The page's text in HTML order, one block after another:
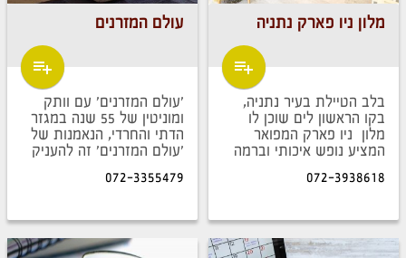
מלון ניו פארק נתניה
בלב הטיילת בעיר נתניה,
בקו הראשון לים שוכן לו
מלון ניו פארק המפואר
המציע נופש איכותי וברמה
בר מצווה וכנסים.
072-3938618
עולם המזרנים
'עולם המזרנים' עם וותק
ומוניטין של 55 שנה במגזר
הדתי והחרדי, הנאמנות של
'עולם המזרנים' זה להעניק
הוותיקה במזרנים ולהתאים
מוזל במיוחד.
072-3355479